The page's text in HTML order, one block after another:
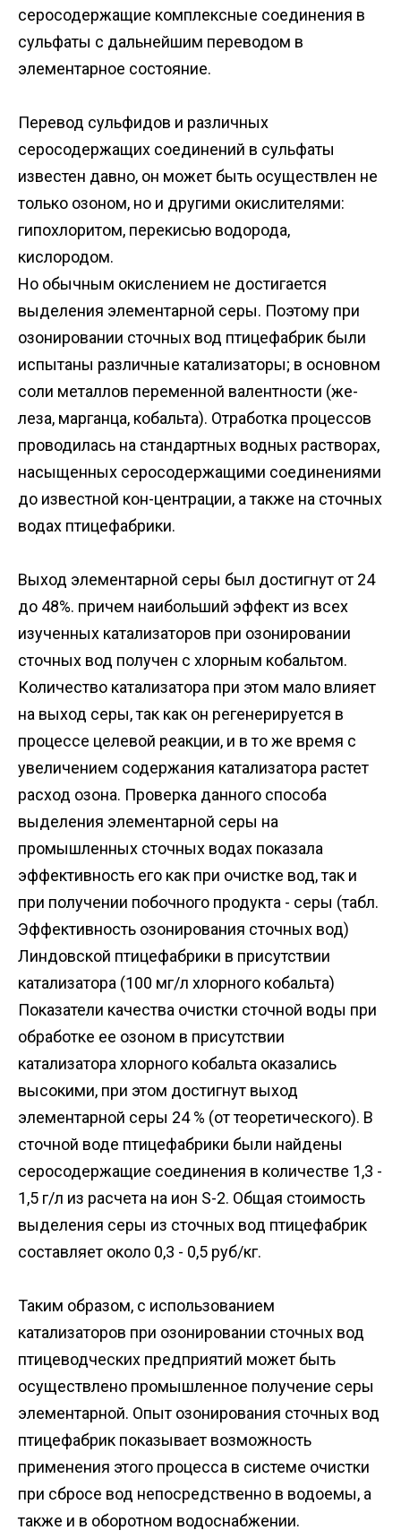
серосодержащие комплексные соединения в
сульфаты с дальнейшим переводом в
элементарное состояние.
Перевод сульфидов и различных
серосодержащих соединений в сульфаты
известен давно, он может быть осуществлен не
только озоном, но и другими окислителями:
гипохлоритом, перекисью водорода,
кислородом.
Но обычным окислением не достигается
выделения элементарной серы. Поэтому при
озонировании сточных вод птицефабрик были
испытаны различные катализаторы; в основном
соли металлов переменной валентности (же-
леза, марганца, кобальта). Отработка процессов
проводилась на стандартных водных растворах,
насыщенных серосодержащими соединениями
до известной кон-центрации, а также на сточных
водах птицефабрики.
Выход элементарной серы был достигнут от 24
до 48%. причем наибольший эффект из всех
изученных катализаторов при озонировании
сточных вод получен с хлорным кобальтом.
Количество катализатора при этом мало влияет
на выход серы, так как он регенерируется в
процессе целевой реакции, и в то же время с
увеличением содержания катализатора растет
расход озона. Проверка данного способа
выделения элементарной серы на
промышленных сточных водах показала
эффективность его как при очистке вод, так и
при получении побочного продукта - серы (табл.
Эффективность озонирования сточных вод)
Линдовской птицефабрики в присутствии
катализатора (100 мг/л хлорного кобальта)
Показатели качества очистки сточной воды при
обработке ее озоном в присутствии
катализатора хлорного кобальта оказались
высокими, при этом достигнут выход
элементарной серы 24 % (от теоретического). В
сточной воде птицефабрики были найдены
серосодержащие соединения в количестве 1,3 -
1,5 г/л из расчета на ион S-2. Общая стоимость
выделения серы из сточных вод птицефабрик
составляет около 0,3 - 0,5 руб/кг.
Таким образом, с использованием
катализаторов при озонировании сточных вод
птицеводческих предприятий может быть
осуществлено промышленное получение серы
элементарной. Опыт озонирования сточных вод
птицефабрик показывает возможность
применения этого процесса в системе очистки
при сбросе вод непосредственно в водоемы, а
также и в оборотном водоснабжении.